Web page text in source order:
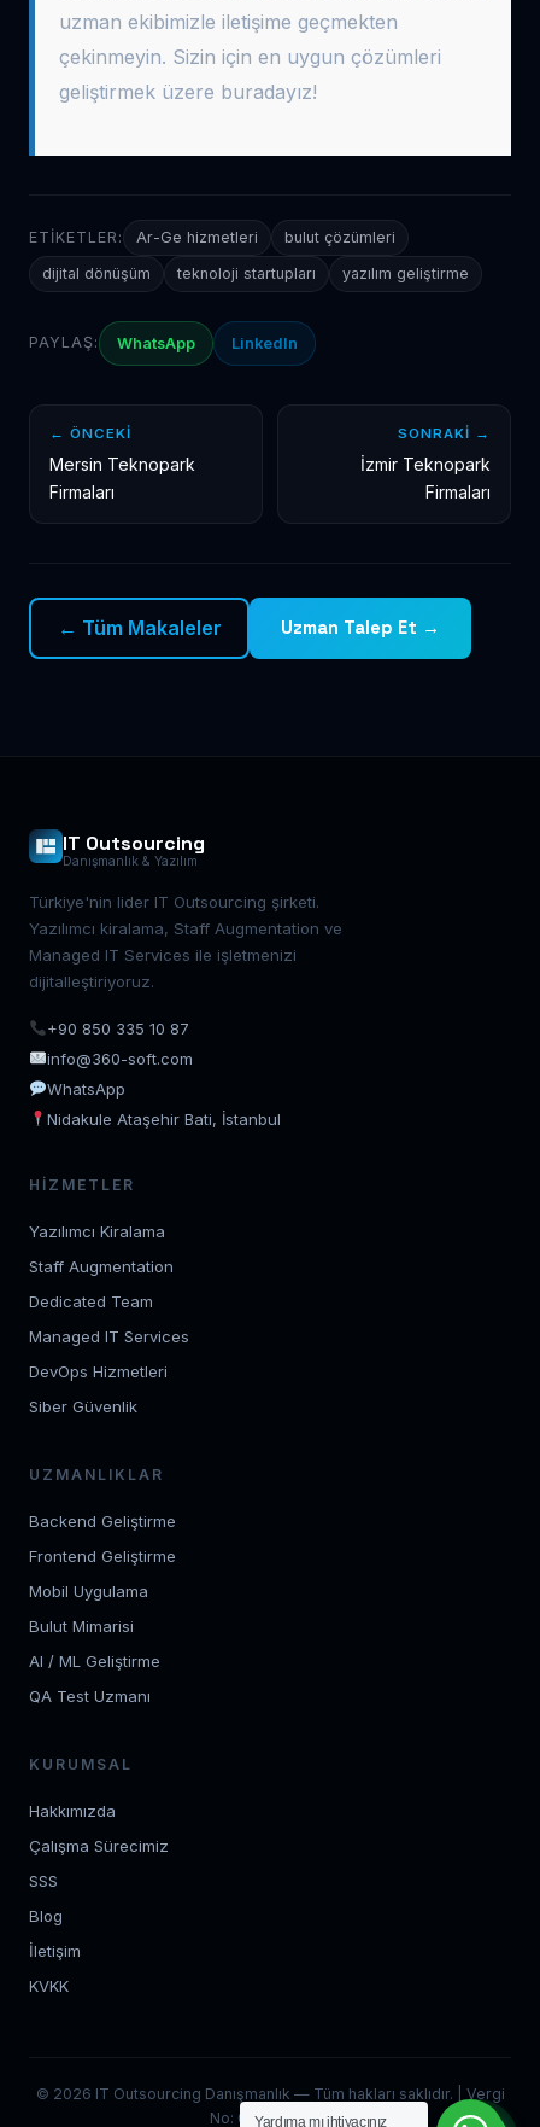
uzman ekibimizle iletişime geçmekten
çekinmeyin. Sizin için en uygun çözümleri
geliştirmek üzere buradayız!
ETIKETLER: Ar-Ge hizmetleri
bulut çözümleri
dijital dönüşüm
teknoloji startupları yazılım geliştirme
PAYLAŞ: WhatsApp LinkedIn
← ÖNCEKI
Mersin Teknopark
Firmaları
SONRAKI →
İzmir Teknopark
Firmaları
← Tüm Makaleler Uzman Talep Et →
IT Outsourcing
Danışmanlık & Yazılım
Türkiye'nin lider IT Outsourcing şirketi.
Yazılımcı kiralama, Staff Augmentation ve
Managed IT Services ile işletmenizi
dijitalleştiriyoruz.
+90 850 335 10 87
info@360-soft.com
WhatsApp
Nidakule Ataşehir Bati, İstanbul
HIZMETLER
Yazılımcı Kiralama
Staff Augmentation
Dedicated Team
Managed IT Services
DevOps Hizmetleri
Siber Güvenlik
UZMANLIKLAR
Backend Geliştirme
Frontend Geliştirme
Mobil Uygulama
Bulut Mimarisi
AI / ML Geliştirme
QA Test Uzmanı
KURUMSAL
Hakkımızda
Çalışma Sürecimiz
SSS
Blog
İletişim
KVKK
© 2026 IT Outsourcing Danışmanlık — Tüm hakları saklıdır. | Vergi
No: 0012704520
Yardıma mı ihtiyacınız